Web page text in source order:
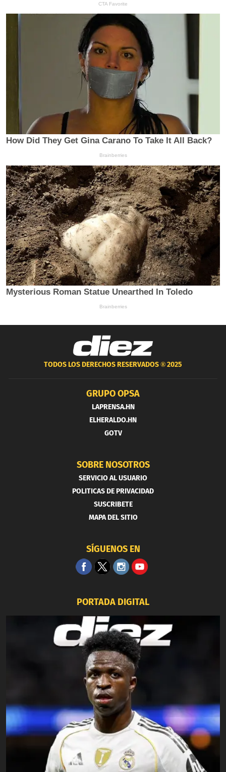
TODOS LOS DERECHOS RESERVADOS ®2025
GRUPO OPSA
LAPRENSA.HN
ELHERALDO.HN
GOTV
SOBRE NOSOTROS
SERVICIO AL USUARIO
POLITICAS DE PRIVACIDAD
SUSCRIBETE
MAPA DEL SITIO
SÍGUENOS EN
PORTADA DIGITAL